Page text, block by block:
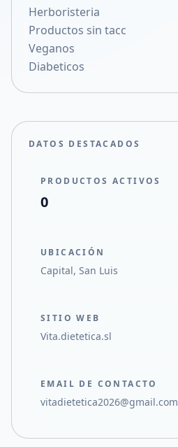
Herboristeria
Productos sin tacc
Veganos
Diabeticos
DATOS DESTACADOS
PRODUCTOS ACTIVOS
0
UBICACIÓN
Capital, San Luis
SITIO WEB
Vita.dietetica.sl
EMAIL DE CONTACTO
vitadietetica2026@gmail.com